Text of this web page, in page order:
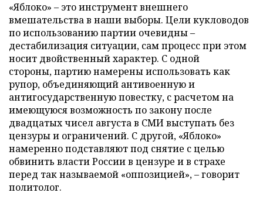
«Яблоко» – это инструмент внешнего
вмешательства в наши выборы. Цели кукловодов
по использованию партии очевидны –
дестабилизация ситуации, сам процесс при этом
носит двойственный характер. С одной
стороны, партию намерены использовать как
рупор, объединяющий антивоенную и
антигосударственную повестку, с расчетом на
имеющуюся возможность по закону после
двадцатых чисел августа в СМИ выступать без
цензуры и ограничений. С другой, «Яблоко»
намеренно подставляют под снятие с целью
обвинить власти России в цензуре и в страхе
перед так называемой «оппозицией», – говорит
политолог.